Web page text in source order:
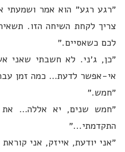
״רגע רגע״ הוא אמר ושמעתי
צריך לקחת השיחה הזו.
לכם כשאסיים.״
״כן, ג׳ני. לא חשבתי שאני
אי-אפשר לדעת… כמה זמן
״חמש.״
״חמש שנים, יא אללה… את
התקדמתי...״
״אני יודעת, אייזק, אני קוראת